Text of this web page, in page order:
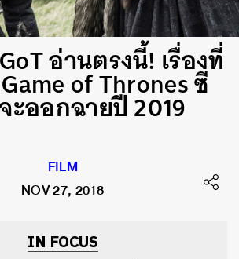
อ่านตรงนี้! เรื่องที่
of Thrones ซี
ออกฉายปี 2019
FILM
NOV 27, 2018
IN FOCUS